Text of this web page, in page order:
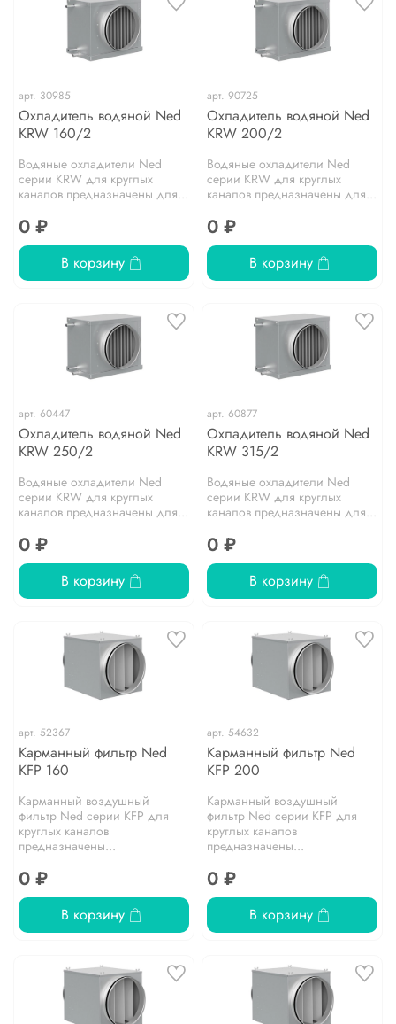
арт. 30985
Охладитель водяной Ned
KRW 160/2
Водяные охладители Ned
серии KRW для круглых
каналов предназначены для...
0 ₽
В корзину
арт. 90725
Охладитель водяной Ned
KRW 200/2
Водяные охладители Ned
серии KRW для круглых
каналов предназначены для...
0 ₽
В корзину
арт. 60447
Охладитель водяной Ned
KRW 250/2
Водяные охладители Ned
серии KRW для круглых
каналов предназначены для...
0 ₽
В корзину
арт. 60877
Охладитель водяной Ned
KRW 315/2
Водяные охладители Ned
серии KRW для круглых
каналов предназначены для...
0 ₽
В корзину
арт. 52367
Карманный фильтр Ned
KFP 160
Карманный воздушный
фильтр Ned серии KFP для
круглых каналов
предназначены...
0 ₽
В корзину
арт. 54632
Карманный фильтр Ned
KFP 200
Карманный воздушный
фильтр Ned серии KFP для
круглых каналов
предназначены...
0 ₽
В корзину